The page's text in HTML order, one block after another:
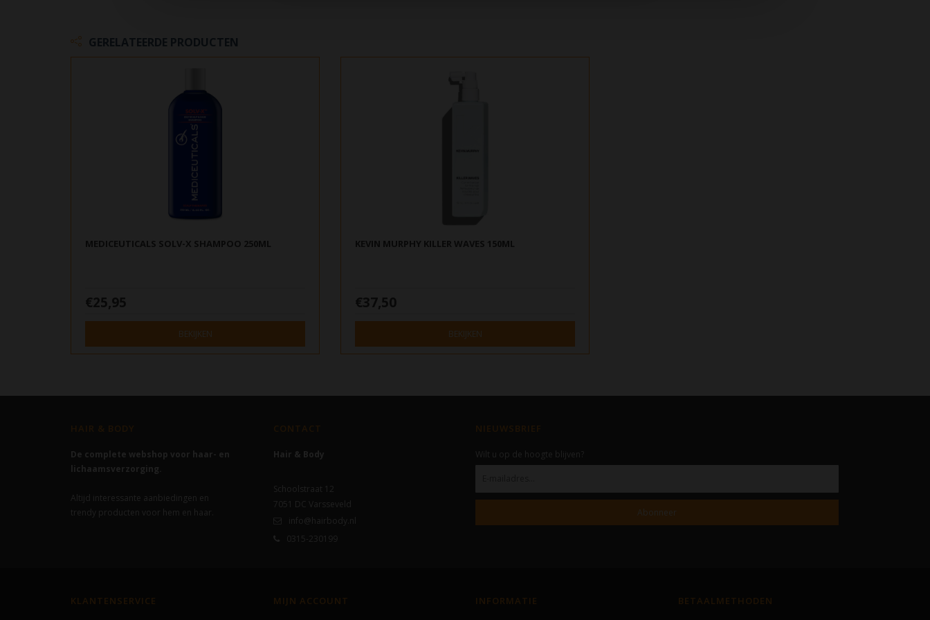
GERELATEERDE PRODUCTEN
MEDICEUTICALS SOLV-X SHAMPOO 250ML
€25,95
BEKIJKEN
KEVIN MURPHY KILLER WAVES 150ML
€37,50
BEKIJKEN
HAIR & BODY
De complete webshop voor haar- en
lichaamsverzorging.
Altijd interessante aanbiedingen en
trendy producten voor hem en haar.
CONTACT
Hair & Body
Schoolstraat 12
7051 DC
Varsseveld
info@hairbody.nl
0315-230199
NIEUWSBRIEF
Wilt u op de hoogte blijven?
Abonneer
KLANTENSERVICE MIJN ACCOUNT INFORMATIE BETAALMETHODEN